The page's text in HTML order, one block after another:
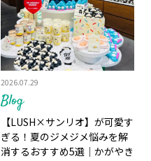
Blog
2026.07.29
【LUSH×サンリオ】が可愛す
ぎる！夏のジメジメ悩みを解
消するおすすめ5選│かがやき